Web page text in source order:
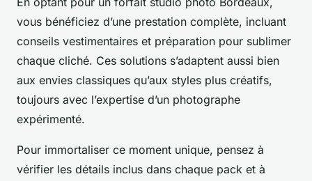
vous bénéficiez d’une prestation complète, incluant
conseils vestimentaires et préparation pour sublimer
chaque cliché. Ces solutions s’adaptent aussi bien
aux envies classiques qu’aux styles plus créatifs,
toujours avec l’expertise d’un photographe
expérimenté.
Pour immortaliser ce moment unique, pensez à
vérifier les détails inclus dans chaque pack et à